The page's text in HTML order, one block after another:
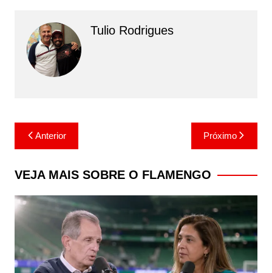
Tulio Rodrigues
Navegação
de
Post
Anterior Próximo
VEJA MAIS SOBRE O FLAMENGO